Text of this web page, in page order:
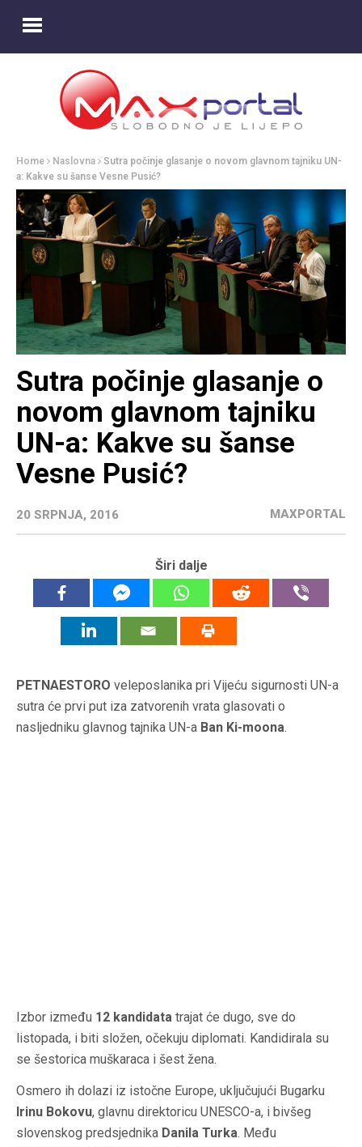
Home Naslovna
Sutra počinje glasanje o novom glavnom tajniku UN-
a: Kakve su šanse Vesne Pusić?
Sutra počinje glasanje o
novom glavnom tajniku
UN-a: Kakve su šanse
Vesne Pusić?
20 SRPNJA, 2016 MAXPORTAL
Širi dalje
PETNAESTORO veleposlanika pri Vijeću sigurnosti UN-a
sutra će prvi put iza zatvorenih vrata glasovati o
nasljedniku glavnog tajnika UN-a Ban Ki-moona.
Izbor između 12 kandidata trajat će dugo, sve do
listopada, i biti složen, očekuju diplomati. Kandidirala su
se šestorica muškaraca i šest žena.
Osmero ih dolazi iz istočne Europe, uključujući Bugarku
Irinu Bokovu, glavnu direktoricu UNESCO-a, i bivšeg
slovenskog predsjednika Danila Turka. Među